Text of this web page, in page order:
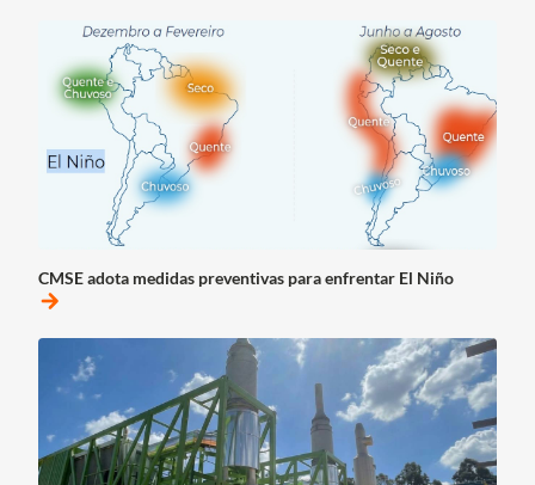
CMSE adota medidas preventivas para enfrentar El Niño
arrow_forward